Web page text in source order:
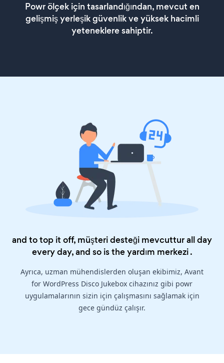
Powr ölçek için tasarlandığından, mevcut en
gelişmiş yerleşik güvenlik ve yüksek hacimli
yeteneklere sahiptir.
and to top it off, müşteri desteği mevcuttur all day
every day, and so is theyardım merkezi.
Ayrıca, uzman mühendislerden oluşan ekibimiz, Avant
for WordPress Disco Jukebox cihazınız gibi powr
uygulamalarının sizin için çalışmasını sağlamak için
gece gündüz çalışır.